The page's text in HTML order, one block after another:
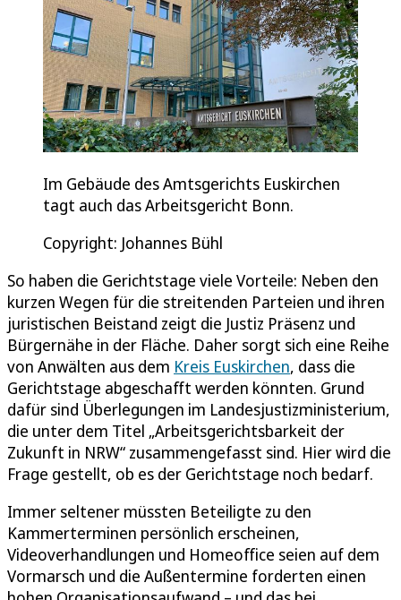
Im Gebäude des Amtsgerichts Euskirchen
tagt auch das Arbeitsgericht Bonn.
Copyright: Johannes Bühl
So haben die Gerichtstage viele Vorteile: Neben den
kurzen Wegen für die streitenden Parteien und ihren
juristischen Beistand zeigt die Justiz Präsenz und
Bürgernähe in der Fläche. Daher sorgt sich eine Reihe
von Anwälten aus dem Kreis Euskirchen, dass die
Gerichtstage abgeschafft werden könnten. Grund
dafür sind Überlegungen im Landesjustizministerium,
die unter dem Titel „Arbeitsgerichtsbarkeit der
Zukunft in NRW“ zusammengefasst sind. Hier wird die
Frage gestellt, ob es der Gerichtstage noch bedarf.
Immer seltener müssten Beteiligte zu den
Kammerterminen persönlich erscheinen,
Videoverhandlungen und Homeoffice seien auf dem
Vormarsch und die Außentermine forderten einen